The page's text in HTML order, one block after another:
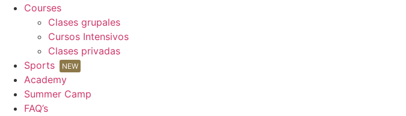
Courses
Clases grupales
Cursos Intensivos
Clases privadas
Sports
NEW
Academy
Summer Camp
FAQ’s